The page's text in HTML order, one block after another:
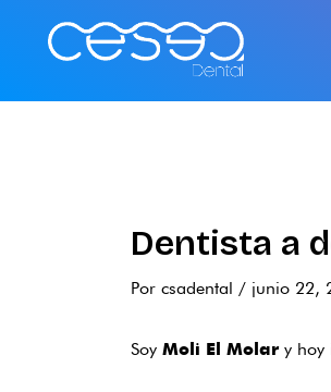
Dentista a
Por csadental / junio 22,
Soy Moli El Molary hoy